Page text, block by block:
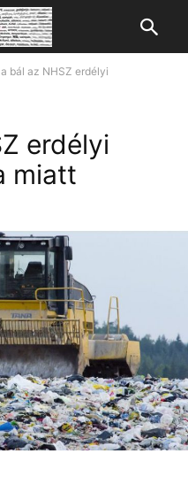
bál az NHSZ erdélyi
erdélyi
miatt